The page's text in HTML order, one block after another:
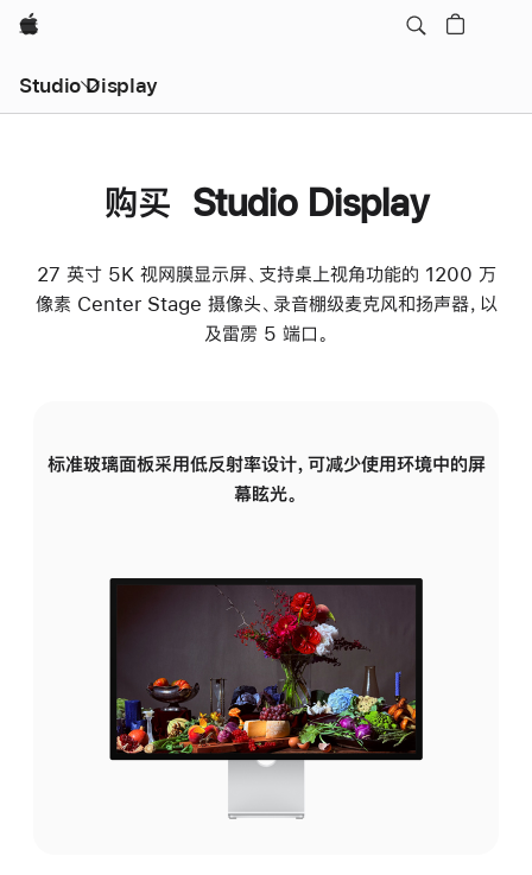
Apple
Studio Display
购买 Studio Display
27 英寸 5K 视网膜显示屏、支持桌上视角功能的 1200 万
像素 Center Stage 摄像头、录音棚级麦克风和扬声器，以
及雷雳 5 端口。
标准玻璃面板采用低反射率设计，可减少使用环境中的屏
幕眩光。